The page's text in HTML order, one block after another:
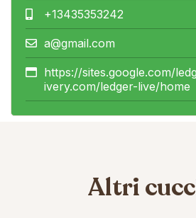
+13435353242
a@gmail.com
https://sites.google.com/
ivery.com/ledger-live/home
Altri